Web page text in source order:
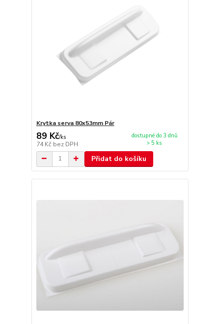
Krytka serva 80x53mm Pár
89 Kč/ks
74 Kč bez DPH
dostupné do 3 dnů
> 5 ks
Přidat do košíku